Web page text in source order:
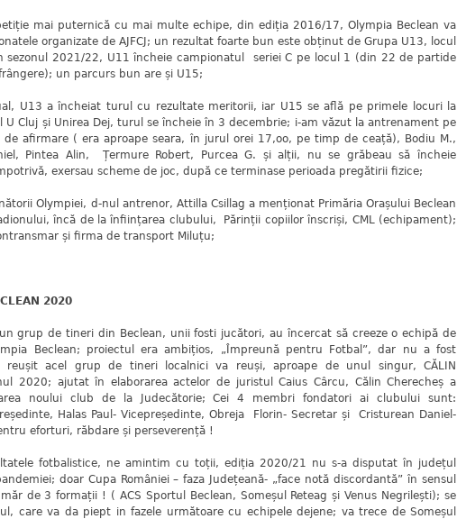
mai puternică cu mai multe echipe, din ediția 2016/17, Olympia Beclean va
organizate de AJFCJ; un rezultat foarte bun este obținut de Grupa U13, locul
sezonul 2021/22, U11 încheie campionatul seriei C pe locul 1 (din 22 de partide
un parcurs bun are și U15;
U13 a încheiat turul cu rezultate meritorii, iar U15 se află pe primele locuri la
U Cluj și Unirea Dej, turul se încheie în 3 decembrie; i-am văzut la antrenament pe
de afirmare ( era aproape seara, în jurul orei 17,oo, pe timp de ceață), Bodiu M.,
Pintea Alin, Țermure Robert, Purcea G. și alții, nu se grăbeau să încheie
exersau scheme de joc, după ce terminase perioada pregătirii fizice;
Olympiei, d-nul antrenor, Attilla Csillag a menționat Primăria Orașului Beclean
încă de la înființarea clubului, Părinții copiilor înscriși, CML (echipament);
și firma de transport Miluțu;
2020
de tineri din Beclean, unii fosti jucători, au încercat să creeze o echipă de
Beclean; proiectul era ambițios, „Împreună pentru Fotbal”, dar nu a fost
acel grup de tineri localnici va reuși, aproape de unul singur, CĂLIN
2020; ajutat în elaborarea actelor de juristul Caius Cârcu, Călin Cherecheș a
noului club de la Judecătorie; Cei 4 membri fondatori ai clubului sunt:
Halas Paul- Vicepreședinte, Obreja Florin- Secretar și Cristurean Daniel-
eforturi, răbdare și perseverență !
fotbalistice, ne amintim cu toții, ediția 2020/21 nu s-a disputat în județul
doar Cupa României – faza Județeană- „face notă discordantă” în sensul
de 3 formații ! ( ACS Sportul Beclean, Someșul Reteag și Venus Negrilești); se
care va da piept in fazele următoare cu echipele dejene; va trece de Someșul